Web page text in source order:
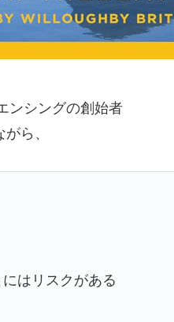
ンシングの創始者
ら、
はリスクがある